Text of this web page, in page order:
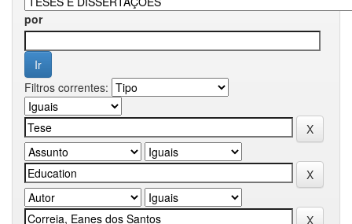
por
Filtros correntes: